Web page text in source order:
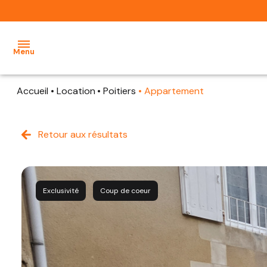
Menu
À
NOS
BIENS À
VENDRE
ESTIMEZ
VOTRE
Accueil Location Poitiers Appartement
Retour aux résultats
Exclusivité Coup de coeur